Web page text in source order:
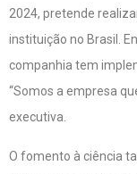
2024, pretende
instituição no Brasil.
companhia tem
“Somos a empresa
executiva.
O fomento à ciência